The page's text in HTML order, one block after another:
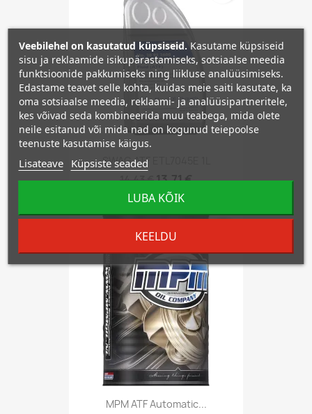
SWAG ATF ETL7045E 1L
14,43 €13,71 €
MPM ATF Automatic...
Veebilehel on kasutatud küpsiseid. Kasutame küpsiseid
sisu ja reklaamide isikupärastamiseks, sotsiaalse meedia
funktsioonide pakkumiseks ning liikluse analüüsimiseks.
Edastame teavet selle kohta, kuidas meie saiti kasutate, ka
oma sotsiaalse meedia, reklaami- ja analüüsipartneritele,
kes võivad seda kombineerida muu teabega, mida olete
neile esitanud või mida nad on kogunud teiepoolse
teenuste kasutamise käigus.
Lisateave Küpsiste seaded
KEELDU
LUBA KÕIK